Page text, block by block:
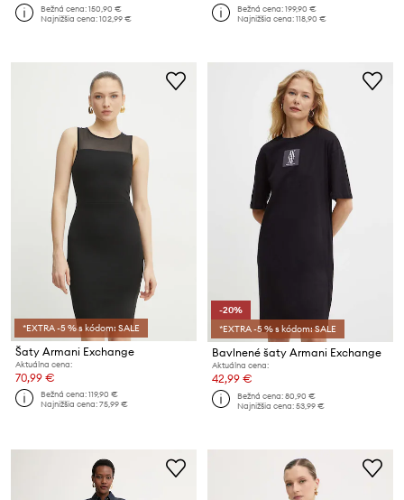
Bežná cena:150,90 €
Najnižšia cena:102,99 €
Bežná cena:199,90 €
Najnižšia cena:118,90 €
*EXTRA -5 % s kódom: SALE
Šaty Armani Exchange
Aktuálna cena:
70,99 €
Bežná cena:119,90 €
Najnižšia cena:75,99 €
-20%
*EXTRA -5 % s kódom: SALE
Bavlnené šaty Armani Exchange
Aktuálna cena:
42,99 €
Bežná cena:80,90 €
Najnižšia cena:53,99 €